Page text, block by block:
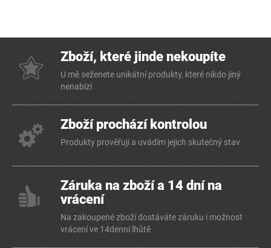
Zboží, které jinde nekoupíte
U mě seženete unikátní produkty, které nikdo jiný
nenabízí
Zboží prochází kontrolou
Produkty prověřuji a uvádím jejich skutečný stav
Záruka na zboží a 14 dní na
vrácení
Na zakoupené zboží dostáváte záruku i možnost
vrácení ve 14denní lhůtě